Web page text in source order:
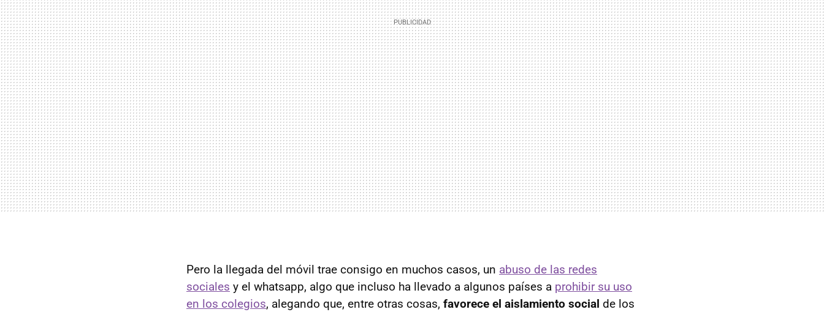
Pero la llegada del móvil trae consigo en muchos casos, un abuso de las redes
sociales y el whatsapp, algo que incluso ha llevado a algunos países a prohibir su uso
en los colegios, alegando que, entre otras cosas, favorece el aislamiento social de los